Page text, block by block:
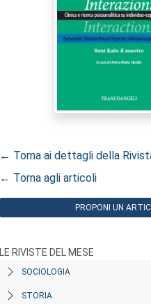
← Torna ai dettagli della
← Torna agli articoli
PROPONI UN
LE RIVISTE DEL MESE
SOCIOLOGIA
STORIA